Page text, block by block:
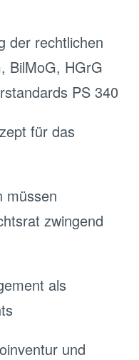
der rechtlichen
BilMoG, HGrG
PS 340
für das
müssen
zwingend
als
und